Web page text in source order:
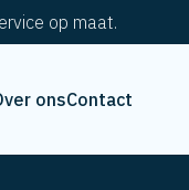
op maat.
onsContact